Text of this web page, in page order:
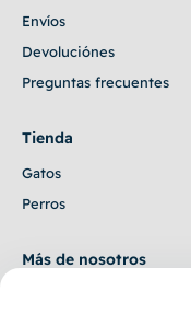
Envíos
Devoluciónes
Preguntas frecuentes
Tienda
Gatos
Perros
Más de nosotros